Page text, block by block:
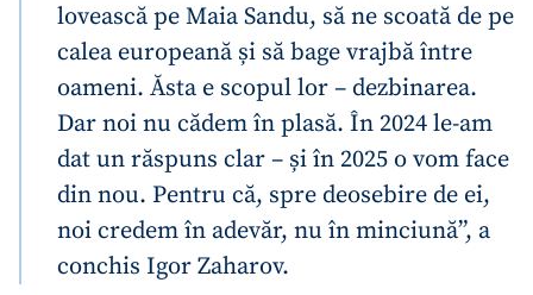
lovească pe Maia Sandu, să ne scoată de pe
calea europeană și să bage vrajbă între
oameni. Ăsta e scopul lor – dezbinarea.
Dar noi nu cădem în plasă. În 2024 le-am
dat un răspuns clar – și în 2025 o vom face
din nou. Pentru că, spre deosebire de ei,
noi credem în adevăr, nu în minciună”, a
conchis Igor Zaharov.